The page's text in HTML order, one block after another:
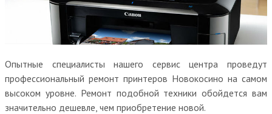
Опытные специалисты нашего сервис центра проведут
профессиональный ремонт принтеров Новокосино на самом
высоком уровне. Ремонт подобной техники обойдется вам
значительно дешевле, чем приобретение новой.